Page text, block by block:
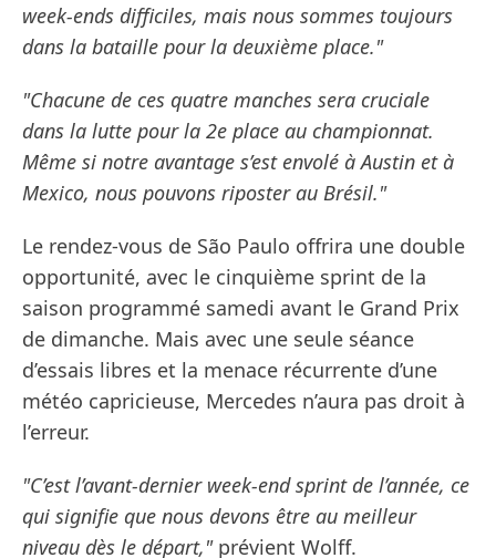
week-ends difficiles, mais nous sommes toujours
dans la bataille pour la deuxième place."
"Chacune de ces quatre manches sera cruciale
dans la lutte pour la 2e place au championnat.
Même si notre avantage s’est envolé à Austin et à
Mexico, nous pouvons riposter au Brésil."
Le rendez-vous de São Paulo offrira une double
opportunité, avec le cinquième sprint de la
saison programmé samedi avant le Grand Prix
de dimanche. Mais avec une seule séance
d’essais libres et la menace récurrente d’une
météo capricieuse, Mercedes n’aura pas droit à
l’erreur.
"C’est l’avant-dernier week-end sprint de l’année, ce
qui signifie que nous devons être au meilleur
niveau dès le départ,"prévient Wolff.